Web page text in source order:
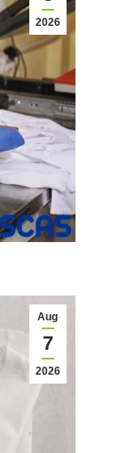
2026
Aug
7
2026